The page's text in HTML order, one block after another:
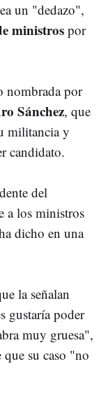
un "dedazo",
ministros por
nombrada por
Sánchez, que
militancia y
candidato.
del
a los ministros
dicho en una
la señalan
gustaría poder
muy gruesa",
su caso "no